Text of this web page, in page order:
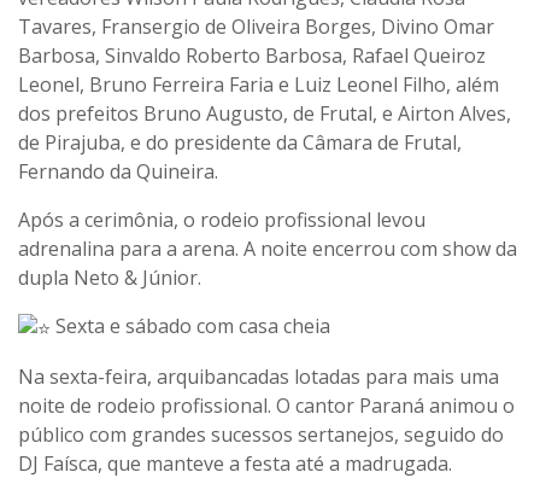
Tavares, Fransergio de Oliveira Borges, Divino Omar
Barbosa, Sinvaldo Roberto Barbosa, Rafael Queiroz
Leonel, Bruno Ferreira Faria e Luiz Leonel Filho, além
dos prefeitos Bruno Augusto, de Frutal, e Airton Alves,
de Pirajuba, e do presidente da Câmara de Frutal,
Fernando da Quineira.
Após a cerimônia, o rodeio profissional levou
adrenalina para a arena. A noite encerrou com show da
dupla Neto & Júnior.
Sexta e sábado com casa cheia
Na sexta-feira, arquibancadas lotadas para mais uma
noite de rodeio profissional. O cantor Paraná animou o
público com grandes sucessos sertanejos, seguido do
DJ Faísca, que manteve a festa até a madrugada.